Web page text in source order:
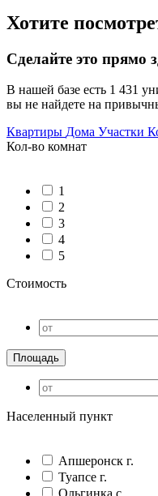
Хотите
Сделайте это прямо
В нашей базе есть 1 431
вы не найдете на
Квартиры Дома Участки
Кол-во комнат
1
2
3
4
5
Стоимость
Населенный пункт
Апшеронск г.
Туапсе г.